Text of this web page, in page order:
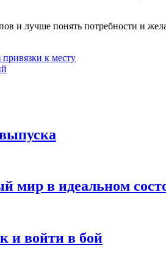
и лучше понять потребности и
к месту
мир в идеальном
и войти в бой